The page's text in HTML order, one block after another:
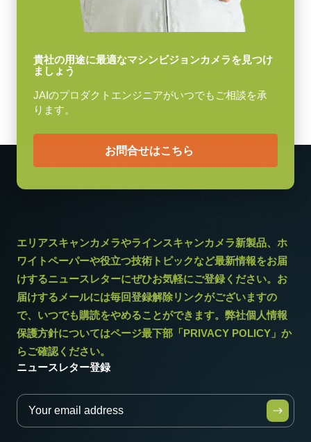
動作温度 (周辺温度)
-5°C ～ +45°C
Download datasheet
貴社の用途に最適なマシンビジョンカメラを見つけ
ましょう
JAIのプロダクトエンジニアがいつでもご相談を承
ります。
お問合せはこちら
エリアスキャンカメラやラインスキャンカメラ新製品、ホ
ワイトペーパーや役立つ技術トピックなど最新情報をお届
けするニュースレターにぜひお気軽にご登録ください。お
届けするメールには毎回登録解除リンクがございますの
で、いつでも購読をやめることができます。弊社個人情報
保護方針についてはページ最下部「PRIVACY POLICY」か
らご確認ください。
ニュースレター登録